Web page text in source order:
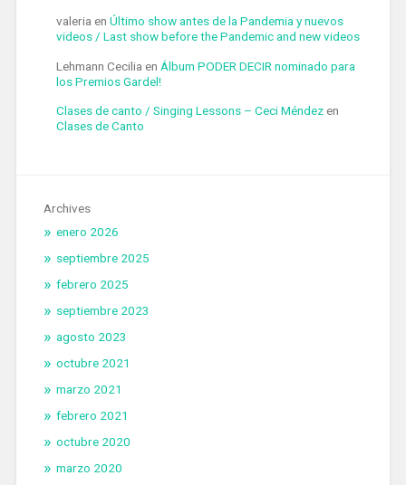
valeria en Último show antes de la Pandemia y nuevos
videos / Last show before the Pandemic and new videos
Lehmann Cecilia en Álbum PODER DECIR nominado para
los Premios Gardel!
Clases de canto / Singing Lessons – Ceci Méndezen
Clases de Canto
Archives
enero 2026
septiembre 2025
febrero 2025
septiembre 2023
agosto 2023
octubre 2021
marzo 2021
febrero 2021
octubre 2020
marzo 2020